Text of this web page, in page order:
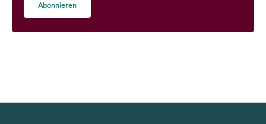
Abonnieren